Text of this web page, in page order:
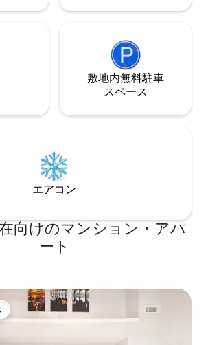
敷地内無料駐⁠車
ス⁠ペ⁠ー⁠ス
エアコン
向けのマンション・アパ
ート
イスです。